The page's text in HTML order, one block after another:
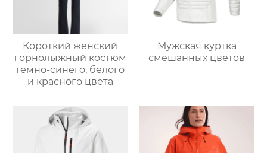
Короткий женский
горнолыжный костюм
темно-синего, белого
и красного цвета
Мужская куртка
смешанных цветов